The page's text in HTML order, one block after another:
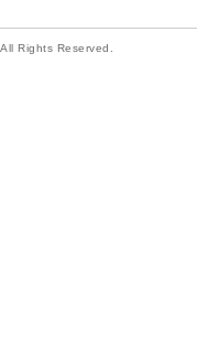
Rights Reserved.